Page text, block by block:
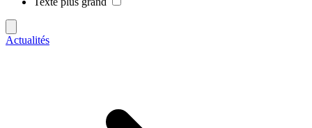
Actualités